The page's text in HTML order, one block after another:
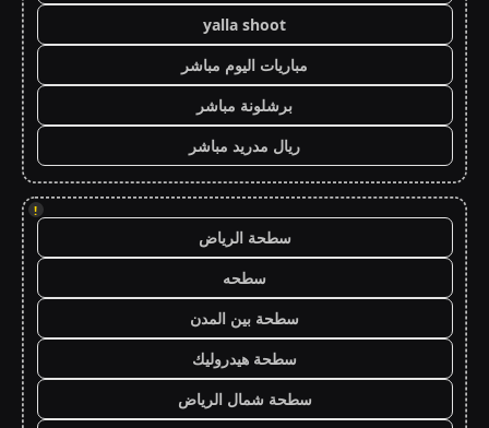
yalla shoot
مباريات اليوم مباشر
برشلونة مباشر
ريال مدريد مباشر
!
سطحة الرياض
سطحه
سطحة بين المدن
سطحة هيدروليك
سطحة شمال الرياض